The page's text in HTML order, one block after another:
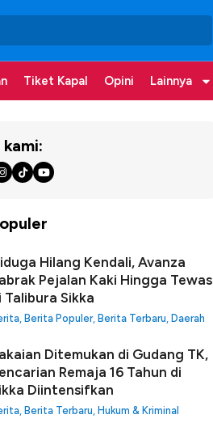
Tiket Kapal Opini Lainnya
Hilang Kendali, Avanza
Pejalan Kaki Hingga Tewas
Talibura Sikka
, Berita Populer, Berita Terbaru, Daerah
Ditemukan di Gudang TK,
Remaja 16 Tahun di
Diintensifkan
, Berita Terbaru, Hukum & Kriminal